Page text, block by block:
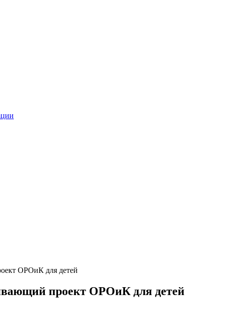
ОРОиК для детей
проект ОРОиК для детей